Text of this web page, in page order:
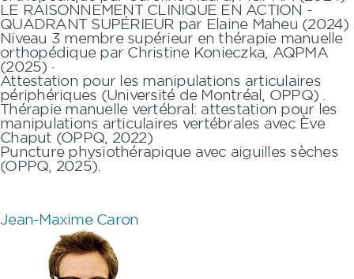
LE RAISONNEMENT CLINIQUE EN ACTION -
QUADRANT SUPÉRIEUR par Elaine Maheu (2024)
Niveau 3 membre supérieur en thérapie manuelle
orthopédique par Christine Konieczka, AQPMA
(2025) ·
Attestation pour les manipulations articulaires
périphériques (Université de Montréal, OPPQ) .
Thérapie manuelle vertébral: attestation pour les
manipulations articulaires vertébrales avec Ève
Chaput (OPPQ, 2022)
Puncture physiothérapique avec aiguilles sèches
(OPPQ, 2025).
Jean-Maxime Caron